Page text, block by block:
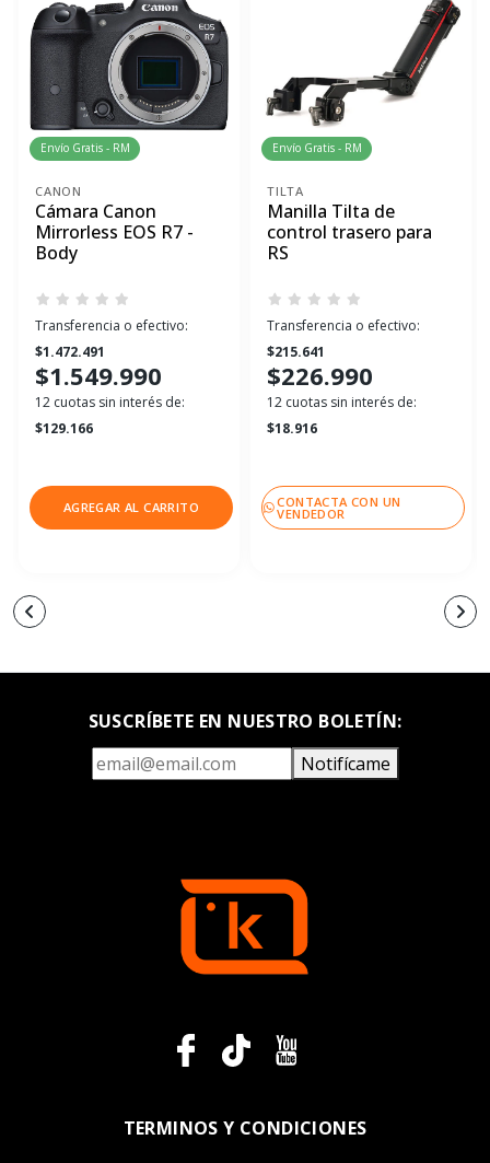
Envío Gratis - RM
CANON
Cámara Canon
Mirrorless EOS R7 -
Body
Transferencia o efectivo:
$1.472.491
$1.549.990
12 cuotas sin interés de:
$129.166
AGREGAR AL CARRITO
Envío Gratis - RM
TILTA
Manilla Tilta de
control trasero para
RS
Transferencia o efectivo:
$215.641
$226.990
12 cuotas sin interés de:
$18.916
CONTACTA CON UN
VENDEDOR
SUSCRÍBETE EN NUESTRO BOLETÍN:
Notifícame
TERMINOS Y CONDICIONES